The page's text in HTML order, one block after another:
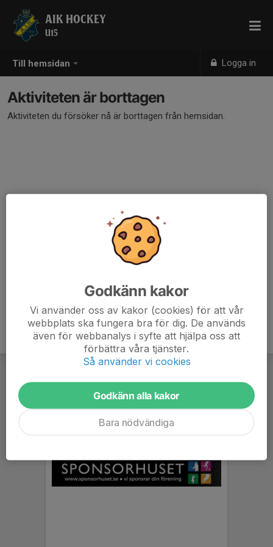
Till hemsidan Logga in
AIK HOCKEY
U15
Aktiviteten är borttagen
Aktiviteten du försöker nå är borttagen från hemsidan.
Godkänn kakor
Vi använder oss av kakor (cookies) för att vår
webbplats ska fungera bra för dig. De används
även för webbanalys i syfte att hjälpa oss att
förbättra våra tjänster.
Så använder vi cookies
Godkänn alla kakor
Bara nödvändiga